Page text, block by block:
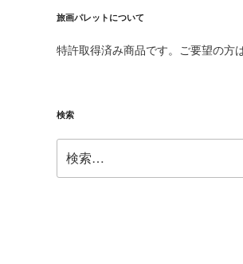
旅画パレットについて
特許取得済み商品です。ご要望の方
検索
索: